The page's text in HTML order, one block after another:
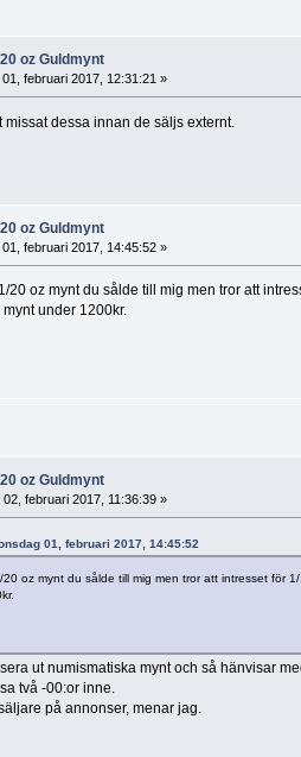
oz Guldmynt
februari 2017, 12:31:21 »
missat dessa innan de säljs externt.
oz Guldmynt
februari 2017, 14:45:52 »
20 oz mynt du sålde till mig men tror att
under 1200kr.
oz Guldmynt
februari 2017, 11:36:39 »
01, februari 2017, 14:45:52
oz mynt du sålde till mig men tror att intresset för
ut numismatiska mynt och så hänvisar
två -00:or inne.
på annonser, menar jag.